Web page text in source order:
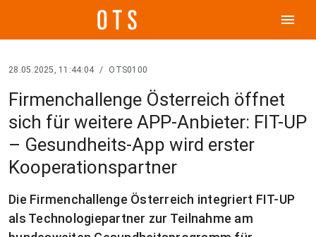
menu
28.05.2025, 11:44:04 / OTS0100
Firmenchallenge Österreich öffnet
sich für weitere APP-Anbieter: FIT-UP
– Gesundheits-App wird erster
Kooperationspartner
Die Firmenchallenge Österreich integriert FIT-UP
als Technologiepartner zur Teilnahme am